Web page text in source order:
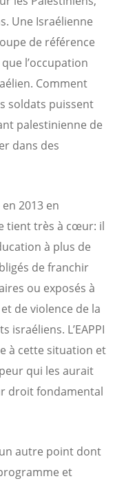
Une Israélienne
de référence
l’occupation
Comment
soldats puissent
palestinienne de
dans des
2013 en
tient très à cœur: il
à plus de
de franchir
ou exposés à
de violence de la
israéliens. L’EAPPI
à cette situation et
qui les aurait
droit fondamental
autre point dont
et